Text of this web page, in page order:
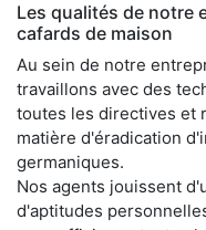
Les qualités de notre
cafards de maison
Au sein de notre
travaillons avec des
toutes les directives et
matière d'éradication
germaniques.
Nos agents jouissent
d'aptitudes